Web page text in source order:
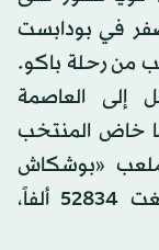
المنقوص عددياً 2 - صفر في بودابست
مع غضب من رحلة باكو.
إلى العاصمة
خاض المنتخب
ملعب «بوشكاش
أرينا» في المجر بسعة جماهيرية بلغت 52834 ألفاً،